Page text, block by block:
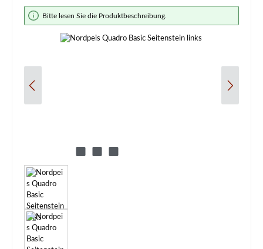
Bildergalerie überspringen
Bitte lesen Sie die Produktbeschreibung.